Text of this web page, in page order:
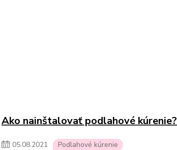
Ako nainštalovať podlahové kúrenie?
05.08.2021 Podlahové kúrenie